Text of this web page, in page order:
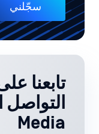
سجّلني
تابعنا
التواصل
Media